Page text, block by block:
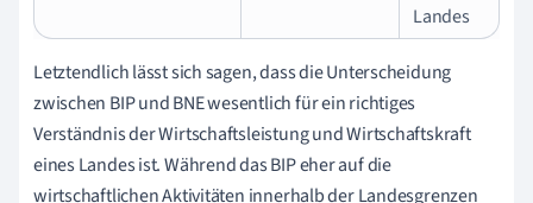
Landes
Letztendlich lässt sich sagen, dass die Unterscheidung
zwischen BIP und BNE wesentlich für ein richtiges
Verständnis der Wirtschaftsleistung und Wirtschaftskraft
eines Landes ist. Während das BIP eher auf die
wirtschaftlichen Aktivitäten innerhalb der Landesgrenzen